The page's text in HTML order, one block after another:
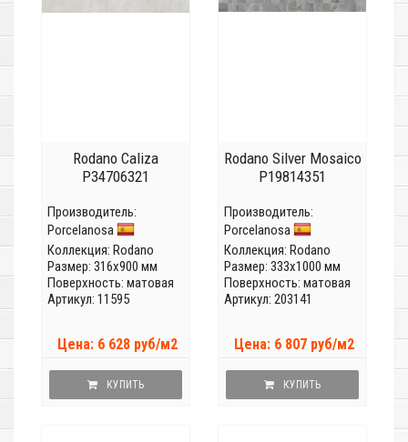
Rodano Caliza
P34706321
Производитель:
Porcelanosa
Коллекция: Rodano
Размер: 316x900 мм
Поверхность: матовая
Артикул: 11595
Цена: 6 628 руб/м2
КУПИТЬ
Rodano Silver Mosaico
P19814351
Производитель:
Porcelanosa
Коллекция: Rodano
Размер: 333x1000 мм
Поверхность: матовая
Артикул: 203141
Цена: 6 807 руб/м2
КУПИТЬ